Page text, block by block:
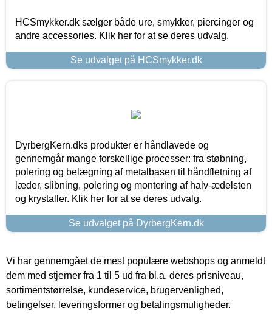
HCSmykker.dk sælger både ure, smykker, piercinger og
andre accessories. Klik her for at se deres udvalg.
Se udvalget på HCSmykker.dk
DyrbergKern.dks produkter er håndlavede og
gennemgår mange forskellige processer: fra støbning,
polering og belægning af metalbasen til håndfletning af
læder, slibning, polering og montering af halv-ædelsten
og krystaller. Klik her for at se deres udvalg.
Se udvalget på DyrbergKern.dk
Vi har gennemgået de mest populære webshops og anmeldt
dem med stjerner fra 1 til 5 ud fra bl.a. deres prisniveau,
sortimentstørrelse, kundeservice, brugervenlighed,
betingelser, leveringsformer og betalingsmuligheder.